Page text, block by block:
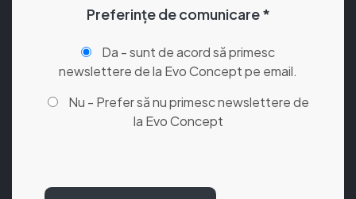
Preferințe de comunicare *
Da - sunt de acord să primesc
newslettere de la Evo Concept pe email.
Nu - Prefer să nu primesc newslettere de
la Evo Concept